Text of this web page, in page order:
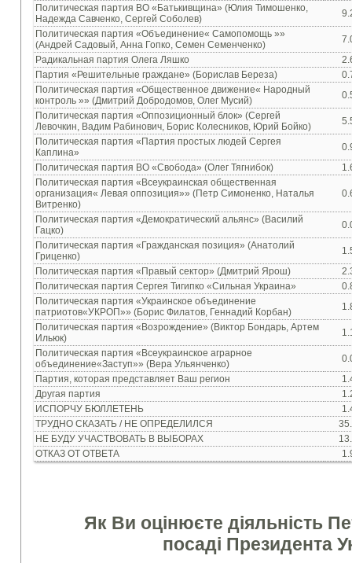
Политическая партия ВО «Батькивщина» (Юлия Тимошенко,
Надежда Савченко, Сергей Соболев)
Политическая партия «Объединение« Самопомощь »»
(Андрей Садовый, Анна Гопко, Семен Семенченко)
Радикальная партия Олега Ляшко
Партия « Решительные граждане» (Борислав Береза)
Политическая партия «Общественное движение« Народный
контроль »» (Дмитрий Добродомов, Олег Мусий)
Политическая партия «Оппозиционный блок» (Сергей
Левочкин, Вадим Рабинович, Борис Колесников, Юрий Бойко)
Политическая партия «Партия простых людей Сергея
Каплина»
Политическая партия ВО «Свобода» (Олег Тягнибок)
Политическая партия « Всеукраинская общественная
организация« Левая оппозиция»» (Петр Симоненко, Наталья
Витренко)
Политическая партия «Демократический альянс» (Василий
Гацко)
Политическая партия « Гражданская позиция» (Анатолий
Гриценко)
Политическая партия « Правый сектор» (Дмитрий Ярош)
Политическая партия Сергея Тигипко «Сильная Украина»
Политическая партия «Украинское объединение
патриотов«УКРОП»» (Борис Филатов, Геннадий Корбан)
Политическая партия «Возрождение» (Виктор Бондарь, Артем
Ильюк)
Политическая партия « Всеукраинское аграрное
объединение«Заступ»» (Вера Ульянченко)
Партия, которая представляет Ваш регион
Другая партия
ИСПОРЧУ БЮЛЛЕТЕНЬ
ТРУДНО СКАЗАТЬ / НЕ ОПРЕДЕЛИЛСЯ
НЕ БУДУ УЧАСТВОВАТЬ В ВЫБОРАХ
ОТКАЗ ОТ ОТВЕТА
Як Ви оцінюєте діяльність
посаді Президента